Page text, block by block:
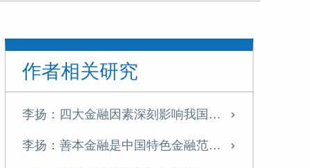
作者相关研究
李扬：四大金融因素深刻影响我国中长期经济运行
李扬：善本金融是中国特色金融范式的有益探索